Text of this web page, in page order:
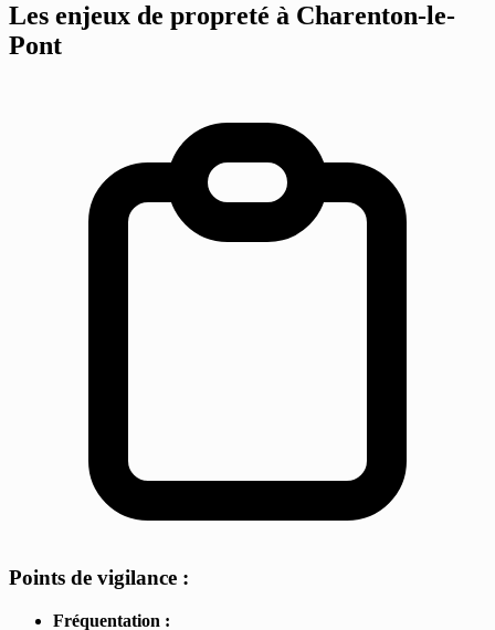
Les enjeux de propreté à Charenton-le-
Pont
Points de vigilance :
Fréquentation :